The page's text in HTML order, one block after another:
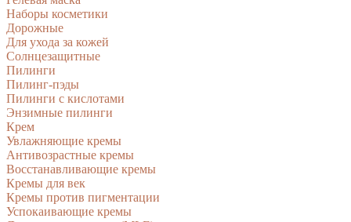
Наборы косметики
Дорожные
Для ухода за кожей
Солнцезащитные
Пилинги
Пилинг-пэды
Пилинги с кислотами
Энзимные пилинги
Крем
Увлажняющие кремы
Антивозрастные кремы
Восстанавливающие кремы
Кремы для век
Кремы против пигментации
Успокаивающие кремы